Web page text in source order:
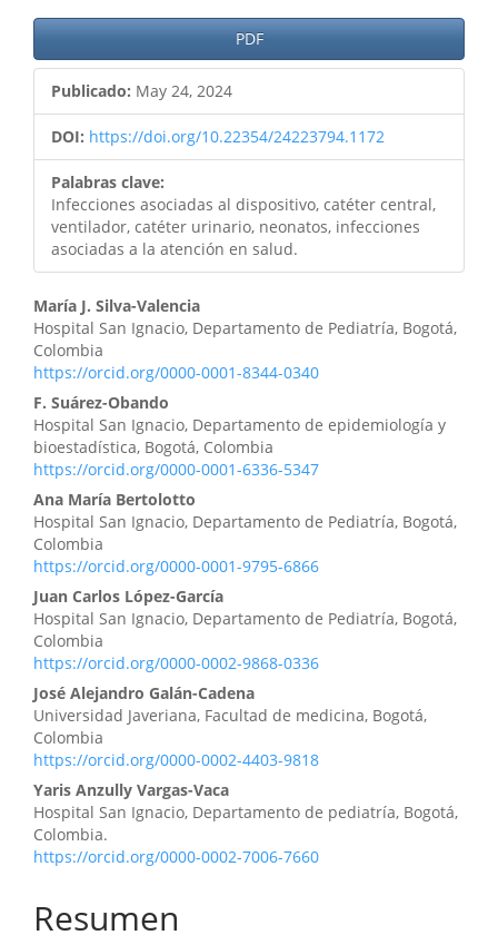
PDF
Publicado: May 24, 2024
DOI: https://doi.org/10.22354/24223794.1172
Palabras clave:
Infecciones asociadas al dispositivo, catéter central,
ventilador, catéter urinario, neonatos, infecciones
asociadas a la atención en salud.
Contenido
principal
del
artículo
María J. Silva-Valencia
Hospital San Ignacio, Departamento de Pediatría, Bogotá,
Colombia
https://orcid.org/0000-0001-8344-0340
F. Suárez-Obando
Hospital San Ignacio, Departamento de epidemiología y
bioestadística, Bogotá, Colombia
https://orcid.org/0000-0001-6336-5347
Ana María Bertolotto
Hospital San Ignacio, Departamento de Pediatría, Bogotá,
Colombia
https://orcid.org/0000-0001-9795-6866
Juan Carlos López-García
Hospital San Ignacio, Departamento de Pediatría, Bogotá,
Colombia
https://orcid.org/0000-0002-9868-0336
José Alejandro Galán-Cadena
Universidad Javeriana, Facultad de medicina, Bogotá,
Colombia
https://orcid.org/0000-0002-4403-9818
Yaris Anzully Vargas-Vaca
Hospital San Ignacio, Departamento de pediatría, Bogotá,
Colombia.
https://orcid.org/0000-0002-7006-7660
Resumen